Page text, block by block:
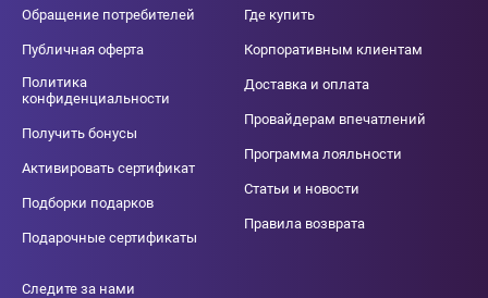
Обращение потребителей
Публичная оферта
Политика
конфиденциальности
Получить бонусы
Активировать сертификат
Подборки подарков
Подарочные сертификаты
Где купить
Корпоративным клиентам
Доставка и оплата
Провайдерам впечатлений
Программа лояльности
Статьи и новости
Правила возврата
Следите за нами